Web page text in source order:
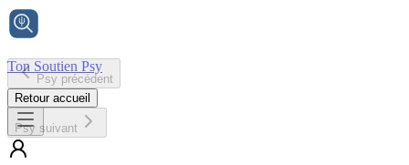
Ton Soutien Psy
Accueil
Psy précédent
Retour accueil
Psy suivant